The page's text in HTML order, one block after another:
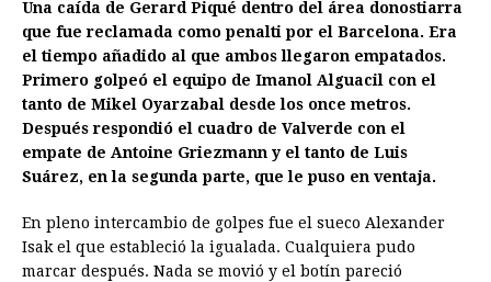
Una caída de Gerard Piqué dentro del área donostiarra
que fue reclamada como penalti por el Barcelona. Era
el tiempo añadido al que ambos llegaron empatados.
Primero golpeó el equipo de Imanol Alguacil con el
tanto de Mikel Oyarzabal desde los once metros.
Después respondió el cuadro de Valverde con el
empate de Antoine Griezmann y el tanto de Luis
Suárez, en la segunda parte, que le puso en ventaja.
En pleno intercambio de golpes fue el sueco Alexander
Isak el que estableció la igualada. Cualquiera pudo
marcar después. Nada se movió y el botín pareció